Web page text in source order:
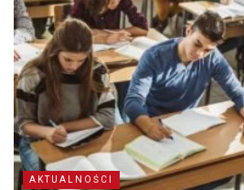
AKTUALNOŚCI